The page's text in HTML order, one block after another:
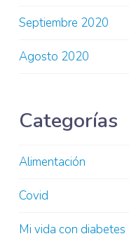
Septiembre 2020
Agosto 2020
Categorías
Alimentación
Covid
Mi vida con diabetes